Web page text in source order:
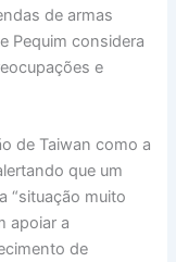
de armas
Pequim considera
e
de Taiwan como a
que um
“situação muito
apoiar a
de